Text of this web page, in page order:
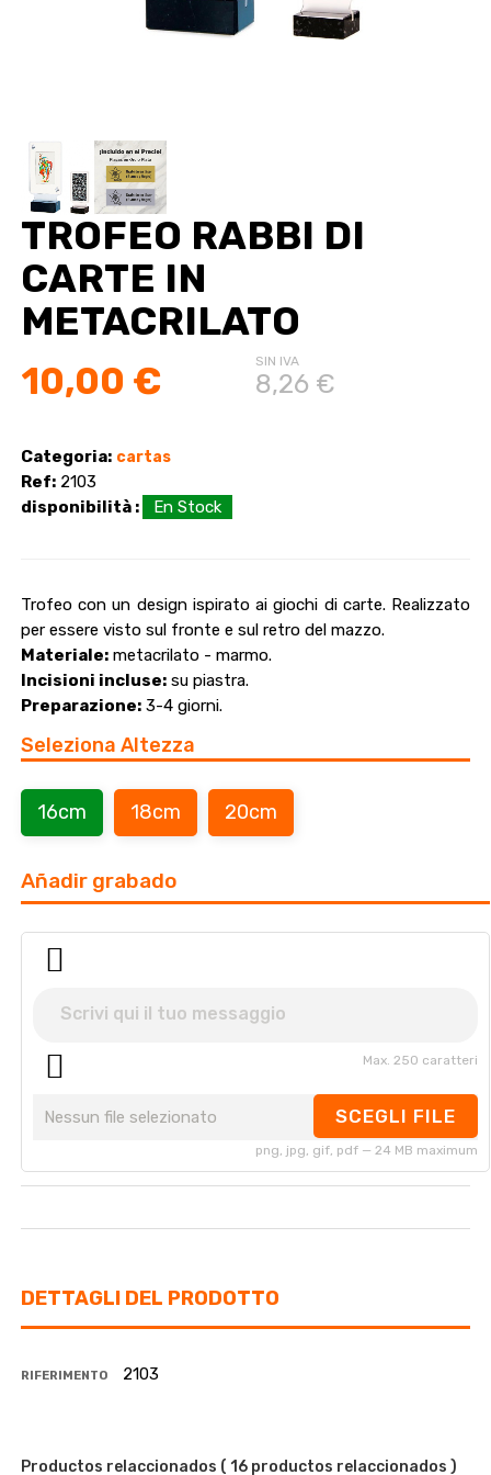
TROFEO RABBI DI
CARTE IN
METACRILATO
10,00 € SIN IVA
8,26 €
Categoria: cartas
Ref: 2103
disponibilità :
En Stock
Trofeo con un design ispirato ai giochi di carte. Realizzato
per essere visto sul fronte e sul retro del mazzo.
Materiale: metacrilato - marmo.
Incisioni incluse: su piastra.
Preparazione: 3-4 giorni.
Seleziona Altezza
16cm 18cm 20cm
Añadir grabado
Max. 250 caratteri
Nessun file selezionato SCEGLI FILE
png, jpg, gif, pdf — 24 MB maximum
DETTAGLI DEL PRODOTTO
RIFERIMENTO 2103
Productos relaccionados ( 16 productos relaccionados )